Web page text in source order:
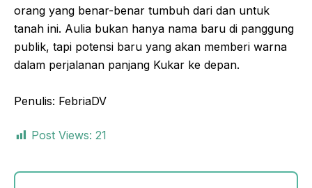
orang yang benar-benar tumbuh dari dan untuk
tanah ini. Aulia bukan hanya nama baru di panggung
publik, tapi potensi baru yang akan memberi warna
dalam perjalanan panjang Kukar ke depan.
Penulis: FebriaDV
Post Views: 21